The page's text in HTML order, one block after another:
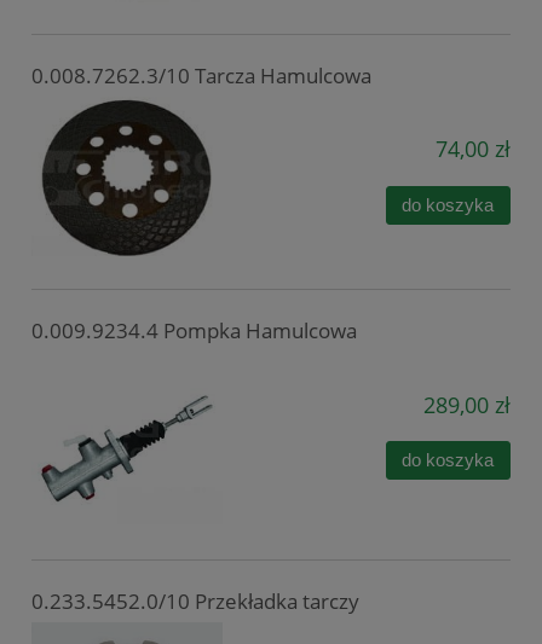
0.008.7262.3/10 Tarcza Hamulcowa
74,00 zł
do koszyka
0.009.9234.4 Pompka Hamulcowa
289,00 zł
do koszyka
0.233.5452.0/10 Przekładka tarczy